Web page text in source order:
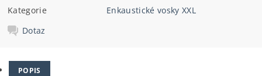
Kategorie
Enkaustické vosky XXL
Dotaz
POPIS